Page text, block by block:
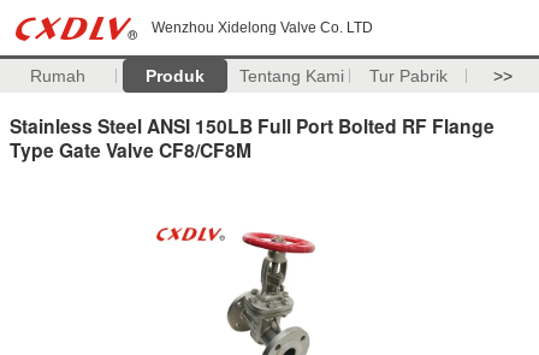
Wenzhou Xidelong Valve Co. LTD
Rumah Produk Tentang Kami Tur Pabrik >>
Stainless Steel ANSI 150LB Full Port Bolted RF Flange
Type Gate Valve CF8/CF8M